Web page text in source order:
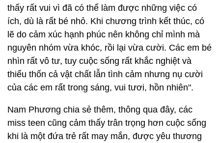
thấy rất vui vì đã có thể làm được những việc có
ích, dù là rất bé nhỏ. Khi chương trình kết thúc, có
lẽ do cảm xúc hạnh phúc nên không chỉ mình mà
nguyên nhóm vừa khóc, rồi lại vừa cười. Các em bé
nhìn rất vô tư, tuy cuộc sống rất khắc nghiệt và
thiếu thốn cả vật chất lẫn tình cảm nhưng nụ cười
của các em rất trong sáng, vui tươi, hồn nhiên".
Nam Phương chia sẻ thêm, thông qua đây, các
miss teen cũng cảm thấy trân trọng hơn cuộc sống
khi là một đứa trẻ rất may mắn, được yêu thương